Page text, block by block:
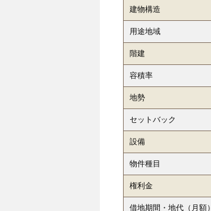
建物構造
用途地域
階建
容積率
地勢
セットバック
設備
物件種目
権利金
借地期間・地代（月額）